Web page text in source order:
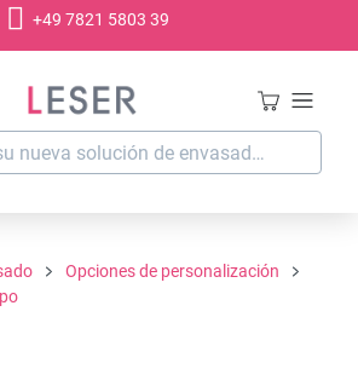
+49 7821 5803 39
Opciones de personalización